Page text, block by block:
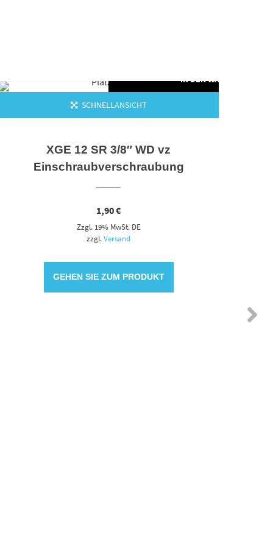
IN DEN WARENKORB
SCHNELLANSICHT
XGE 12 SR 3/8″ WD vz
Einschraubverschraubung
1,90€
Zzgl. 19% MwSt. DE
zzgl.Versand
GEHEN SIE ZUM PRODUKT